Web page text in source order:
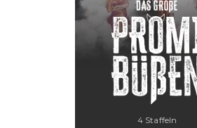
4 Staffeln